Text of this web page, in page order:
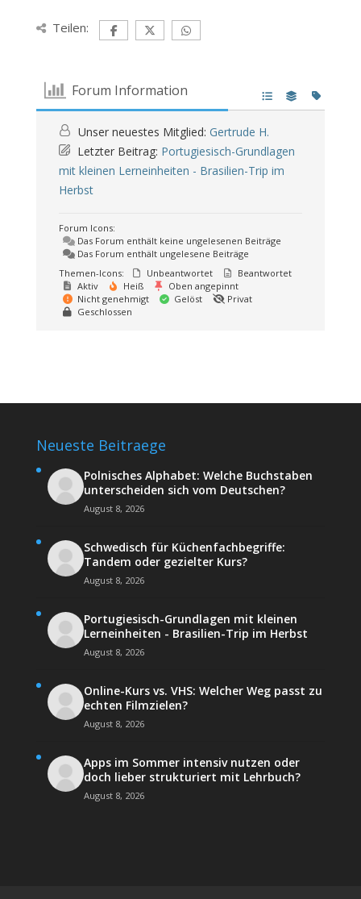
Teilen:
Forum Information
Unser neuestes Mitglied: Gertrude H.
Letzter Beitrag: Portugiesisch-Grundlagen
mit kleinen Lerneinheiten - Brasilien-Trip im
Herbst
Forum Icons:
Das Forum enthält keine ungelesenen Beiträge
Das Forum enthält ungelesene Beiträge
Themen-Icons:
Unbeantwortet
Beantwortet
Aktiv
Heiß
Oben angepinnt
Nicht genehmigt
Gelöst
Privat
Geschlossen
Neueste Beitraege
Polnisches Alphabet: Welche Buchstaben
unterscheiden sich vom Deutschen?
August 8, 2026
Schwedisch für Küchenfachbegriffe:
Tandem oder gezielter Kurs?
August 8, 2026
Portugiesisch-Grundlagen mit kleinen
Lerneinheiten - Brasilien-Trip im Herbst
August 8, 2026
Online-Kurs vs. VHS: Welcher Weg passt zu
echten Filmzielen?
August 8, 2026
Apps im Sommer intensiv nutzen oder
doch lieber strukturiert mit Lehrbuch?
August 8, 2026